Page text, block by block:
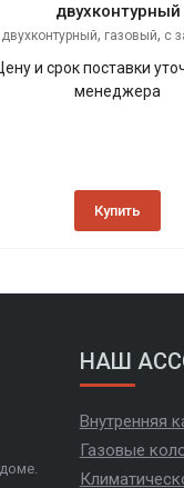
двухконтурный
двухконтурный, газовый, с
и срок поставки
менеджера
Купить
НАШ
Внутренняя
Газовые